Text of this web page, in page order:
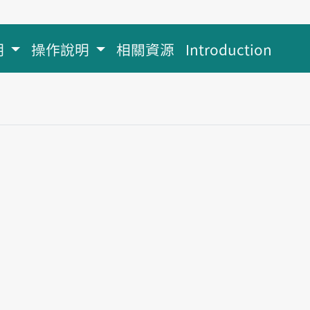
操作說明 相關資源 Introduction